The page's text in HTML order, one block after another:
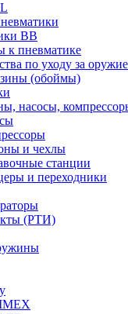
BB
к пневматике
по уходу за
(обоймы)
насосы,
и чехлы
станции
и переходники
(РТИ)